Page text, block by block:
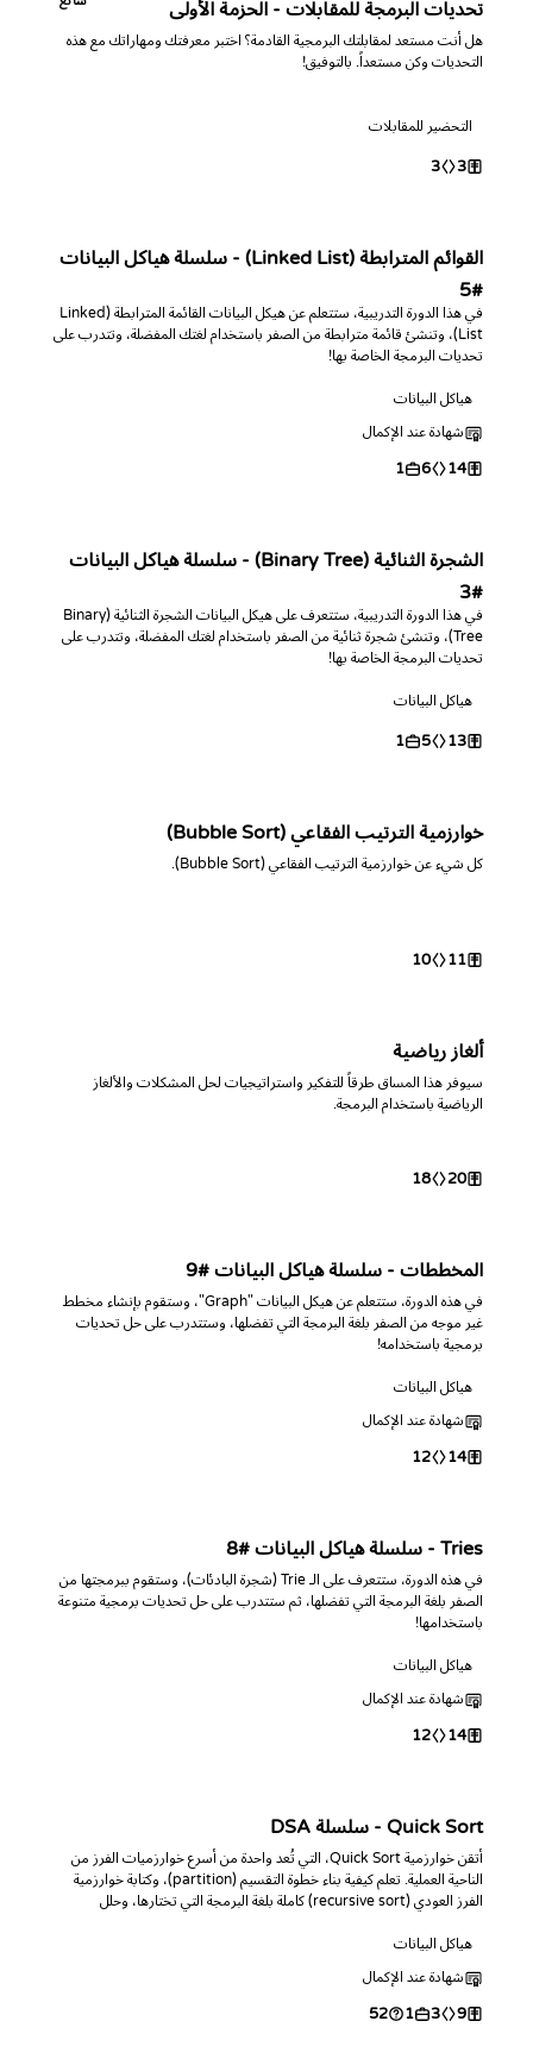
تحديات البرمجة للمقابلات - الحزمة الأولى
هل أنت مستعد لمقابلتك البرمجية القادمة؟ اختبر معرفتك ومهاراتك مع هذه
التحديات وكن مستعداً. بالتوفيق!
التحضير للمقابلات
3
3
القوائم المترابطة (Linked List) - سلسلة هياكل البيانات
#5
في هذا الدورة التدريبية، ستتعلم عن هيكل البيانات القائمة المترابطة (Linked
List)، وتنشئ قائمة مترابطة من الصفر باستخدام لغتك المفضلة، وتتدرب على
تحديات البرمجة الخاصة بها!
هياكل البيانات
شهادة عند الإكمال
14
6
1
الشجرة الثنائية (Binary Tree) - سلسلة هياكل البيانات
#3
في هذا الدورة التدريبية، ستتعرف على هيكل البيانات الشجرة الثنائية (Binary
Tree)، وتنشئ شجرة ثنائية من الصفر باستخدام لغتك المفضلة، وتتدرب على
تحديات البرمجة الخاصة بها!
هياكل البيانات
13
5
1
خوارزمية الترتيب الفقاعي (Bubble Sort)
كل شيء عن خوارزمية الترتيب الفقاعي (Bubble Sort).
11
10
ألغاز رياضية
سيوفر هذا المساق طرقاً للتفكير واستراتيجيات لحل المشكلات والألغاز
الرياضية باستخدام البرمجة.
20
18
المخططات - سلسلة هياكل البيانات #9
في هذه الدورة، ستتعلم عن هيكل البيانات "Graph"، وستقوم بإنشاء مخطط
غير موجه من الصفر بلغة البرمجة التي تفضلها، وستتدرب على حل تحديات
برمجية باستخدامه!
هياكل البيانات
شهادة عند الإكمال
14
12
Tries - سلسلة هياكل البيانات #8
في هذه الدورة، ستتعرف على الـ Trie (شجرة البادئات)، وستقوم ببرمجتها من
الصفر بلغة البرمجة التي تفضلها، ثم ستتدرب على حل تحديات برمجية متنوعة
باستخدامها!
هياكل البيانات
شهادة عند الإكمال
14
12
Quick Sort - سلسلة DSA
أتقن خوارزمية Quick Sort، التي تُعد واحدة من أسرع خوارزميات الفرز من
الناحية العملية. تعلم كيفية بناء خطوة التقسيم (partition)، وكتابة خوارزمية
الفرز العودي (recursive sort) كاملة بلغة البرمجة التي تختارها، وحلل
هياكل البيانات
شهادة عند الإكمال
9
3
1
52